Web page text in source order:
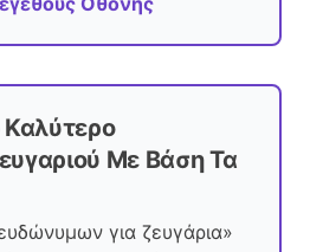
Με Βάση Τα
για ζευγάρια»